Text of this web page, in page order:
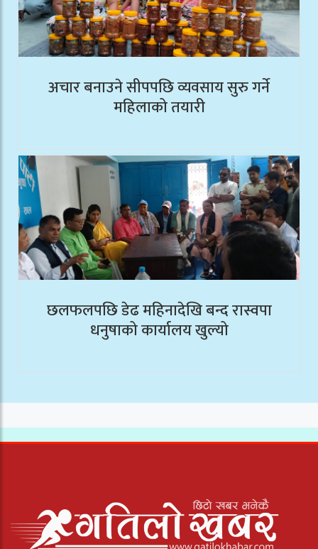
अचार बनाउने सीपपछि व्यवसाय सुरु गर्ने
महिलाको तयारी
छलफलपछि डेढ महिनादेखि बन्द रास्वपा
धनुषाको कार्यालय खुल्यो